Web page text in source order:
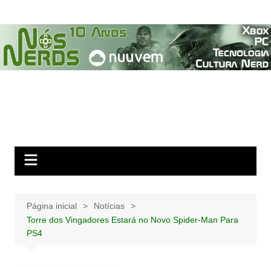
para
conteúdo
Página inicial
Notícias
Torre dos Vingadores Estará no Novo Spider-Man Para
PS4